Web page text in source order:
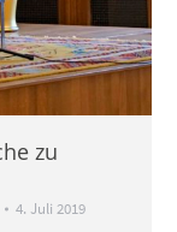
zu
4. Juli 2019